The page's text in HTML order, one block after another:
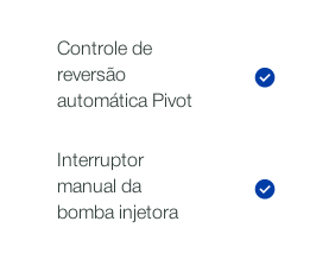
Controle de
reversão
automática Pivot
Interruptor
manual da
bomba injetora